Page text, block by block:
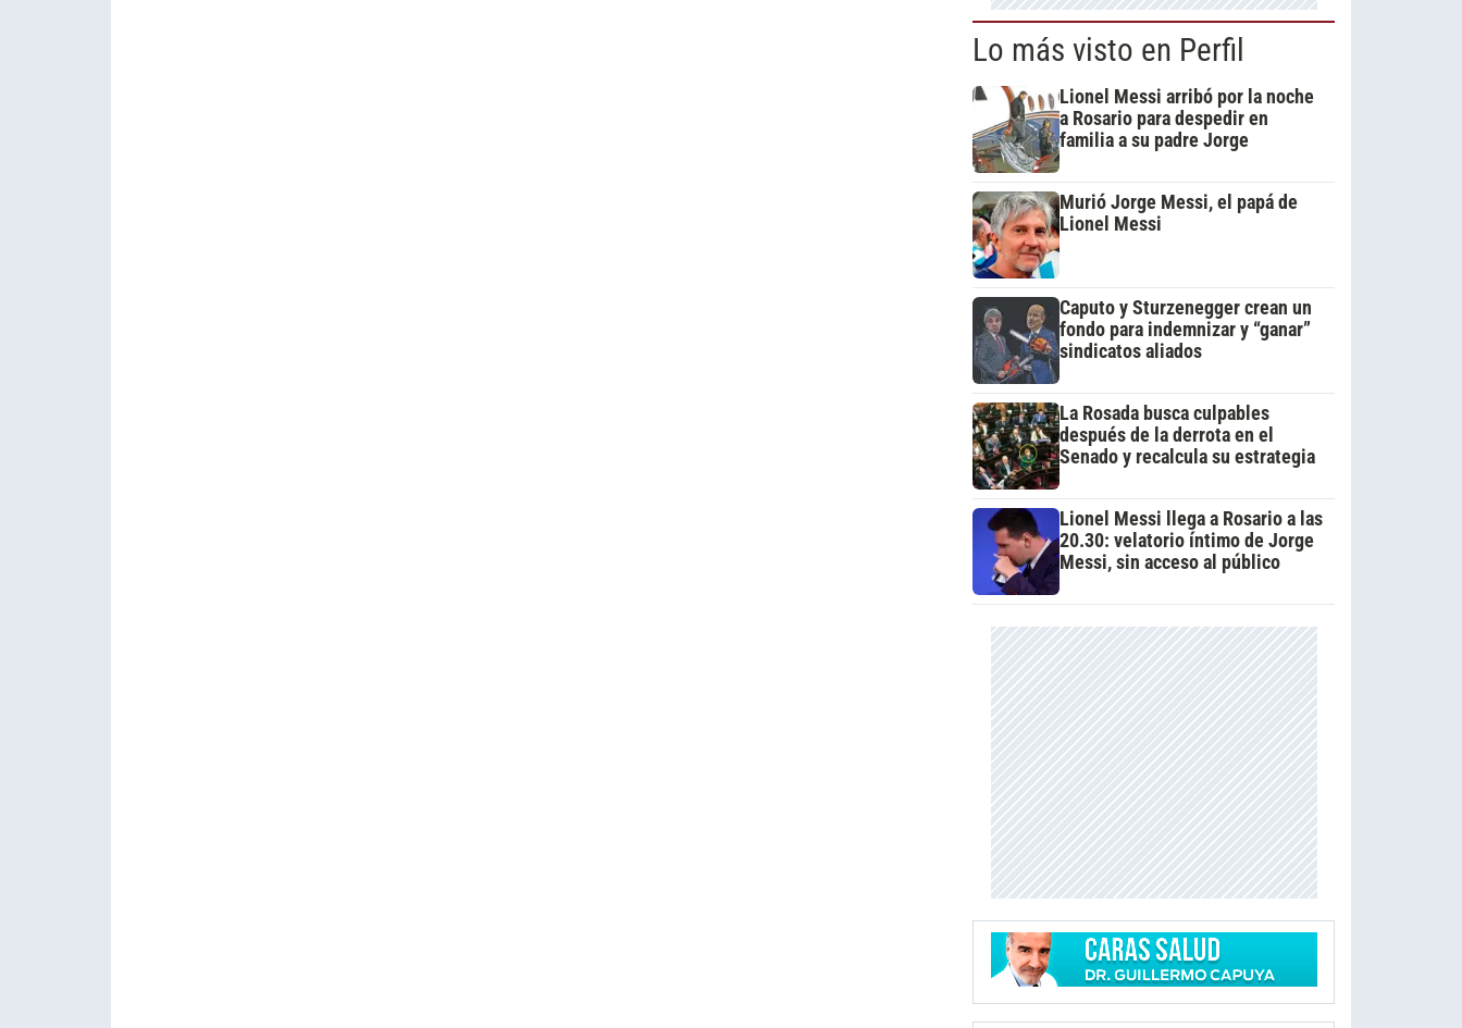
Lo más visto en Perfil
Lionel Messi arribó por la noche
a Rosario para despedir en
familia a su padre Jorge
Murió Jorge Messi, el papá de
Lionel Messi
Caputo y Sturzenegger crean un
fondo para indemnizar y “ganar”
sindicatos aliados
La Rosada busca culpables
después de la derrota en el
Senado y recalcula su estrategia
Lionel Messi llega a Rosario a las
20.30: velatorio íntimo de Jorge
Messi, sin acceso al público